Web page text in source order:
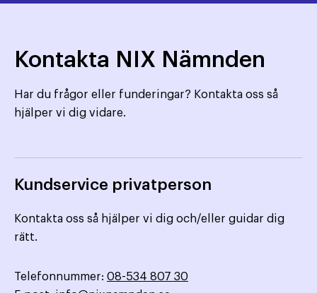
Kontakta NIX Nämnden
Har du frågor eller funderingar? Kontakta oss så
hjälper vi dig vidare.
Kundservice privatperson
Kontakta oss så hjälper vi dig och/eller guidar dig
rätt.
Telefonnummer: 08-534 807 30